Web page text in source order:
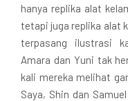
hanya replika alat
tetapi juga replika alat
terpasang ilustrasi
Amara dan Yuni tak
kali mereka melihat
Saya, Shin dan